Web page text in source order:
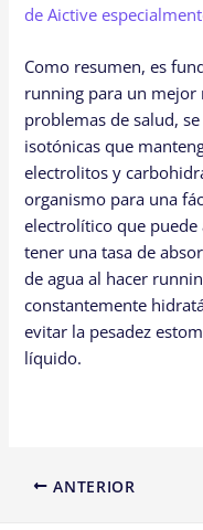
de Aictive
Como resumen, es
running para un
problemas de salud,
isotónicas que
electrolitos y
organismo para una
electrolítico que puede
tener una tasa de
de agua al hacer
constantemente
evitar la pesadez
líquido.
ANTERIOR